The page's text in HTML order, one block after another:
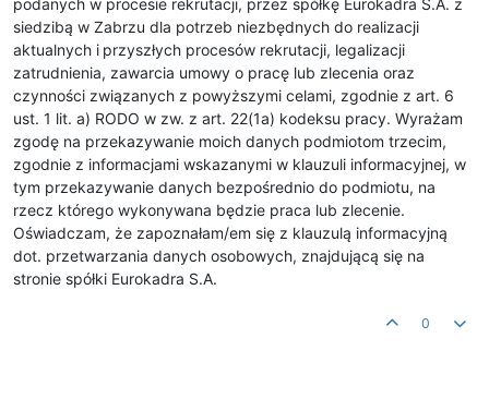
siedzibą w Zabrzu dla potrzeb niezbędnych do realizacji
aktualnych i przyszłych procesów rekrutacji, legalizacji
zatrudnienia, zawarcia umowy o pracę lub zlecenia oraz
czynności związanych z powyższymi celami, zgodnie z art. 6
ust. 1 lit. a) RODO w zw. z art. 22(1a) kodeksu pracy. Wyrażam
zgodę na przekazywanie moich danych podmiotom trzecim,
zgodnie z informacjami wskazanymi w klauzuli informacyjnej, w
tym przekazywanie danych bezpośrednio do podmiotu, na
rzecz którego wykonywana będzie praca lub zlecenie.
Oświadczam, że zapoznałam/em się z klauzulą informacyjną
dot. przetwarzania danych osobowych, znajdującą się na
stronie spółki Eurokadra S.A.
0